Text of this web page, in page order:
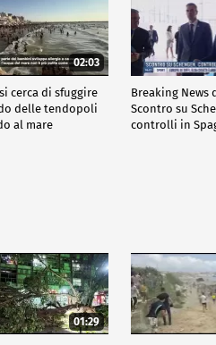
02:03
si cerca di sfuggire
delle tendopoli
al mare
Breaking News
Scontro su
controlli in
01:29